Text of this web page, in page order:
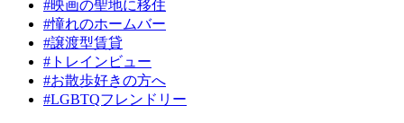
#映画の聖地に移住
#憧れのホームバー
#譲渡型賃貸
#トレインビュー
#お散歩好きの方へ
#LGBTQフレンドリー